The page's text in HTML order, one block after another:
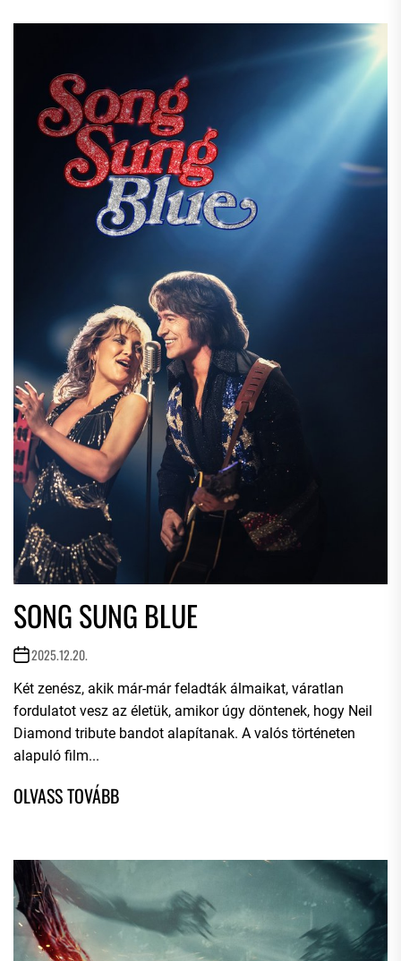
SONG SUNG BLUE
2025.12.20.
Két zenész, akik már-már feladták álmaikat, váratlan
fordulatot vesz az életük, amikor úgy döntenek, hogy Neil
Diamond tribute bandot alapítanak. A valós történeten
alapuló film...